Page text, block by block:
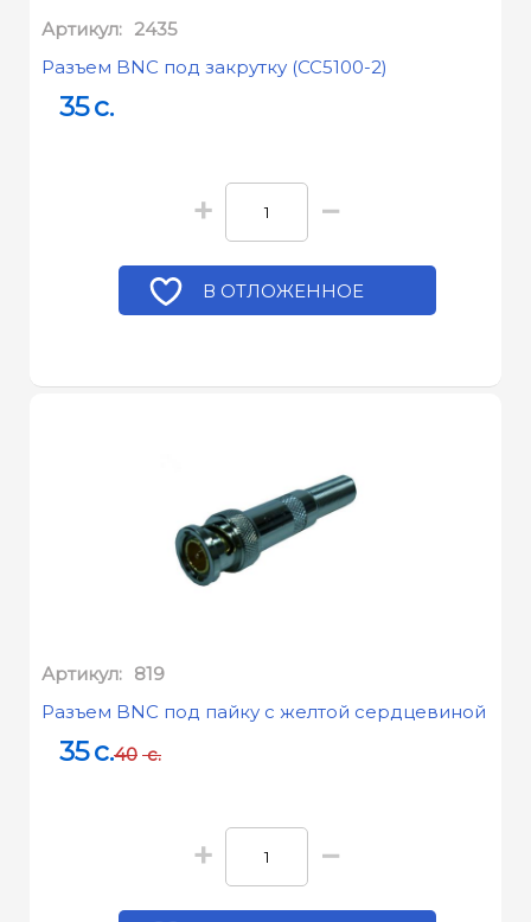
Артикул: 2435
Разъем BNC под закрутку (CC5100-2)
35c.
+ −
В ОТЛОЖЕННОЕ
Артикул: 819
Разъем BNC под пайку с желтой сердцевиной
35c.40 c.
+ −